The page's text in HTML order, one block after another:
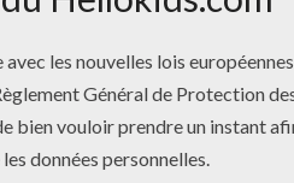
ACADEMIE
Disponible sur WII.